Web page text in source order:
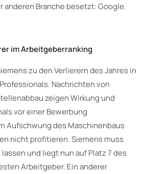
anderen Branche besetzt: Google.
im Arbeitgeberranking
zu den Verlierern des Jahres in
Nachrichten von
zeigen Wirkung und
vor einer Bewerbung
Aufschwung des Maschinenbaus
nicht profitieren. Siemens muss
und liegt nun auf Platz 7 des
Arbeitgeber. Ein anderer